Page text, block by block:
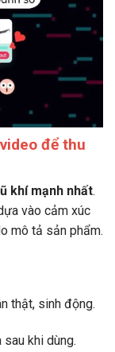
để thu
khí mạnh nhất.
vào cảm xúc
mô tả sản phẩm.
thật, sinh động.
khi dùng.